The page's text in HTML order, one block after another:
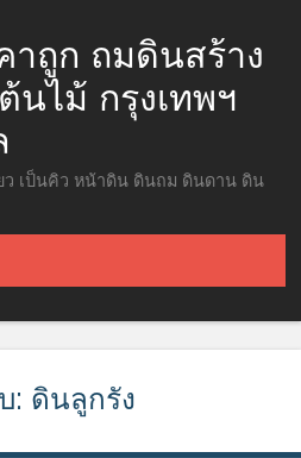
ถูก ถมดินสร้าง
ไม้ กรุงเทพฯ
ว เป็นคิว หน้าดิน ดินถม ดินดาน ดิน
: ดินลูกรัง